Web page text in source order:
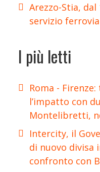
Arezzo-Stia,
servizio
I più letti
Roma -
l’impatto con
Montelibretti,
Intercity, il
di nuovo
confronto con